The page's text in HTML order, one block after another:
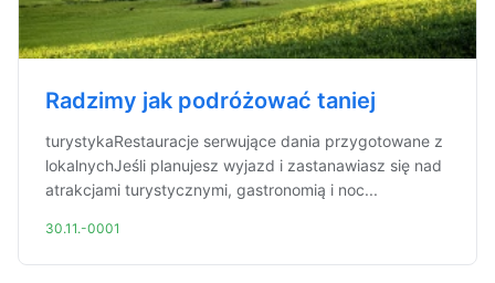
Radzimy jak podróżować taniej
turystykaRestauracje serwujące dania przygotowane z
lokalnychJeśli planujesz wyjazd i zastanawiasz się nad
atrakcjami turystycznymi, gastronomią i noc...
30.11.-0001